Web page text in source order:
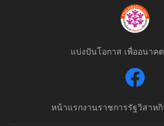
แบ่งปันโอกาส เพื่ออนาค
หน้าแรกงานราชการรัฐวิสาหกิ